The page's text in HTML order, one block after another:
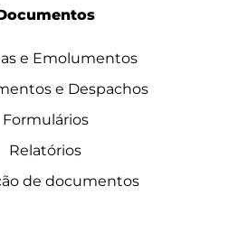
e Emolumentos
e Despachos
Formulários
Relatórios
de documentos